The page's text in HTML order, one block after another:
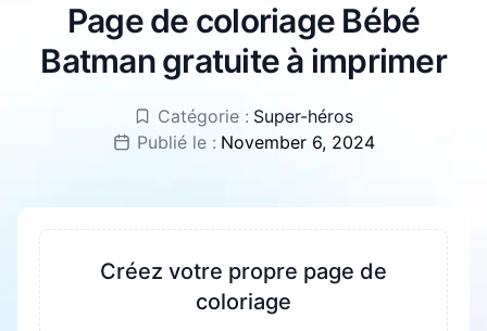
Page de coloriage Bébé
Batman gratuite à imprimer
Catégorie : Super-héros
Publié le : November 6, 2024
Créez votre propre page de
coloriage